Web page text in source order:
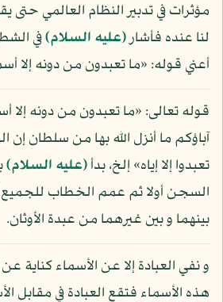
مؤثرات في تدبير النظام العالمي حتى
لنا عنده فأشار(عليه السلام)في
أعني قوله: «ما تعبدون من دونه إلا
قوله تعالى: «ما تعبدون من دونه إلا
آباؤكم ما أنزل الله بها من سلطان إن
تعبدوا إلا إياه» إلخ، بدأ(عليه السلام)
السجن أولا ثم عمم الخطاب
بينهما و بين غيرهما من عبدة الأوثان.
و نفي العبادة إلا عن الأسماء كناية
هذه الأسماء فتقع العبادة في مقابل